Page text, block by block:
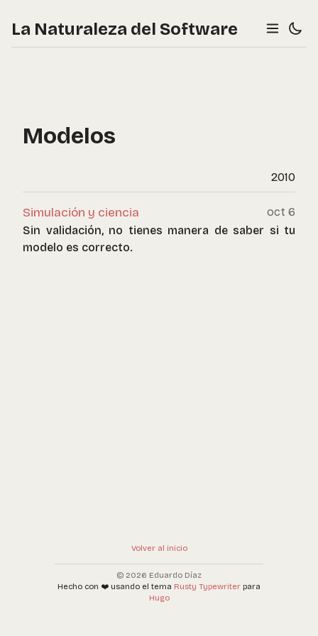
La Naturaleza del Software
Modelos
2010
Simulación y ciencia
oct 6
Sin validación, no tienes manera de saber si tu
modelo es correcto.
Volver al inicio
© 2026 Eduardo Díaz
Hecho con ❤️ usando el tema Rusty Typewriter para
Hugo